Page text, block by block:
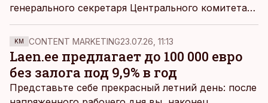
генерального секретаря Центрального комитета
(ЦК) Коммунистической партии Китая (КПК).
Понедельник стал худшим днем для рынка в
Гонконге со времен глобального финансового
кризиса 2008 года, а курс юаня упал до 14-
летнего минимума.
KM CONTENT MARKETING23.07.26, 11:13
Laen.ee предлагает до 100 000 евро
без залога под 9,9% в год
Представьте себе прекрасный летний день: после